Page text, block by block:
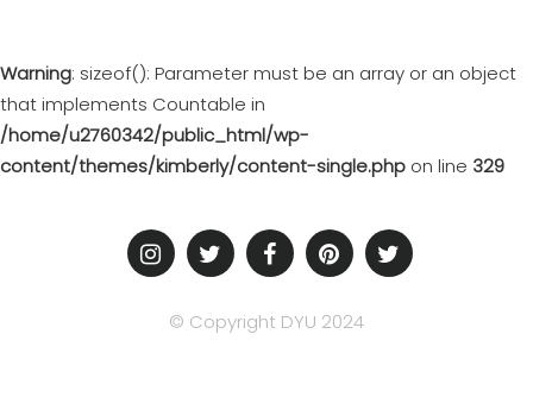
Warning: sizeof(): Parameter must be an array or an object
that implements Countable in
/home/u2760342/public_html/wp-
content/themes/kimberly/content-single.php on line 329
© Copyright DYU 2024